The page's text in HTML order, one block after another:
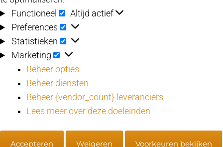
Functioneel
Functioneel
Altijd actief
Preferences
Preferences
Statistieken Statistieken
Marketing Marketing
Beheer opties
Beheer diensten
Beheer {vendor_count} leveranciers
Lees meer over deze doeleinden
Accepteren Weigeren Voorkeuren bekijken